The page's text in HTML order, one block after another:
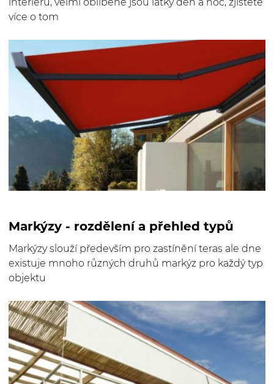
více o tom
Markýzy - rozdělení a přehled typů
Markýzy slouží především pro zastínění teras ale dne
existuje mnoho různých druhů markýz pro každý typ
objektu